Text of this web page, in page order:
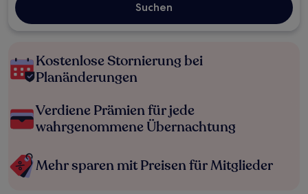
Suchen
Kostenlose Stornierung bei
Planänderungen
Verdiene Prämien für jede
wahrgenommene Übernachtung
Mehr sparen mit Preisen für Mitglieder